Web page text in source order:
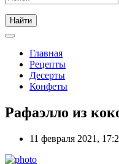
Главная
Рецепты
Десерты
Конфеты
Рафаэлло из
11 февраля 2021,